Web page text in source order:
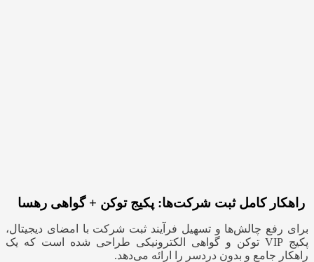
راهکار کامل ثبت شرکت‌ها: پکیج توکن + گواهی رهسا
برای رفع چالش‌ها و تسهیل فرآیند ثبت شرکت با امضای دیجیتال،
پکیج VIP توکن و گواهی الکترونیکی طراحی شده است که یک
راهکار جامع و بدون دردسر را ارائه می‌دهد.